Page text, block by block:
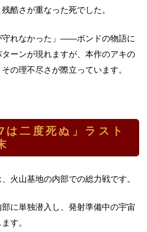
酷さが重なった死でした。
守れなかった」——ボンドの物語に
ーンが現れますが、本作のアキの
の理不尽さが際立っています。
は二度死ぬ」ラスト
火山基地の内部での総力戦です。
に単独潜入し、発射準備中の宇宙
す。